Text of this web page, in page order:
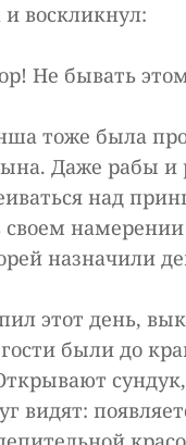
и воскликнул:
Не бывать
тоже была
Даже рабы и
над
своем намерении
назначили
этот день,
были до
видят: